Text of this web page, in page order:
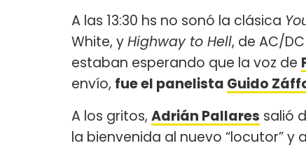
A las 13:30 hs no sonó la clásica
White, yHighway to Hell, de AC/
estaban esperando que la voz de
envío, fue el panelista Guido
A los gritos, Adrián Pallares salió
la bienvenida al nuevo “locutor”